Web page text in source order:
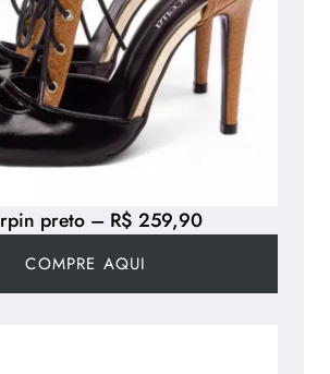
preto – R$ 259,90
COMPRE AQUI